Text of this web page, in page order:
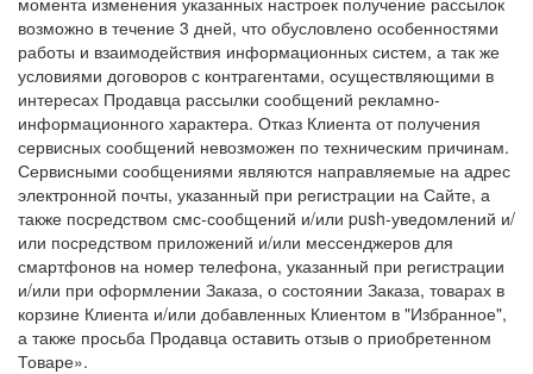
возможно в течение 3 дней, что обусловлено особенностями
работы и взаимодействия информационных систем, а так же
условиями договоров с контрагентами, осуществляющими в
интересах Продавца рассылки сообщений рекламно-
информационного характера. Отказ Клиента от получения
сервисных сообщений невозможен по техническим причинам.
Сервисными сообщениями являются направляемые на адрес
электронной почты, указанный при регистрации на Сайте, а
также посредством смс-сообщений и/или push-уведомлений и/
или посредством приложений и/или мессенджеров для
смартфонов на номер телефона, указанный при регистрации
и/или при оформлении Заказа, о состоянии Заказа, товарах в
корзине Клиента и/или добавленных Клиентом в "Избранное",
а также просьба Продавца оставить отзыв о приобретенном
Товаре».